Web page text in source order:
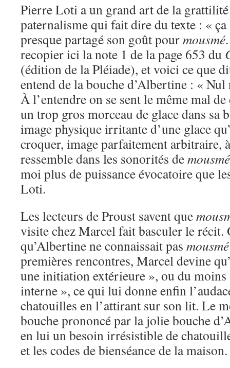
Pierre Loti a un grand art de la
paternalisme qui fait dire du texte : «
presque partagé son goût pourmousmé
recopier ici la note 1 de la page 653 du
(édition de la Pléiade), et voici ce que
entend de la bouche d’Albertine : «
À l’entendre on se sent le même mal
un trop gros morceau de glace dans sa
image physique irritante d’une glace
croquer, image parfaitement arbitraire,
ressemble dans les sonorités demousmé
moi plus de puissance évocatoire que
Loti.
Les lecteurs de Proust savent que
visite chez Marcel fait basculer le récit.
qu’Albertine ne connaissait pas mousmé
premières rencontres, Marcel devine
une initiation extérieure », ou du
interne », ce qui lui donne enfin
chatouilles en l’attirant sur son lit. Le
bouche prononcé par la jolie bouche
en lui un besoin irrésistible de
et les codes de bienséance de la maison.